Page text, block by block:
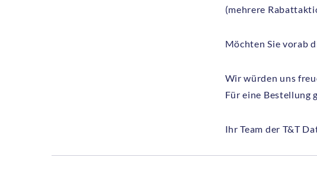
(mehrere
Möchten Sie vorab
Wir würden uns
Für eine Bestellung
Ihr Team der T&T